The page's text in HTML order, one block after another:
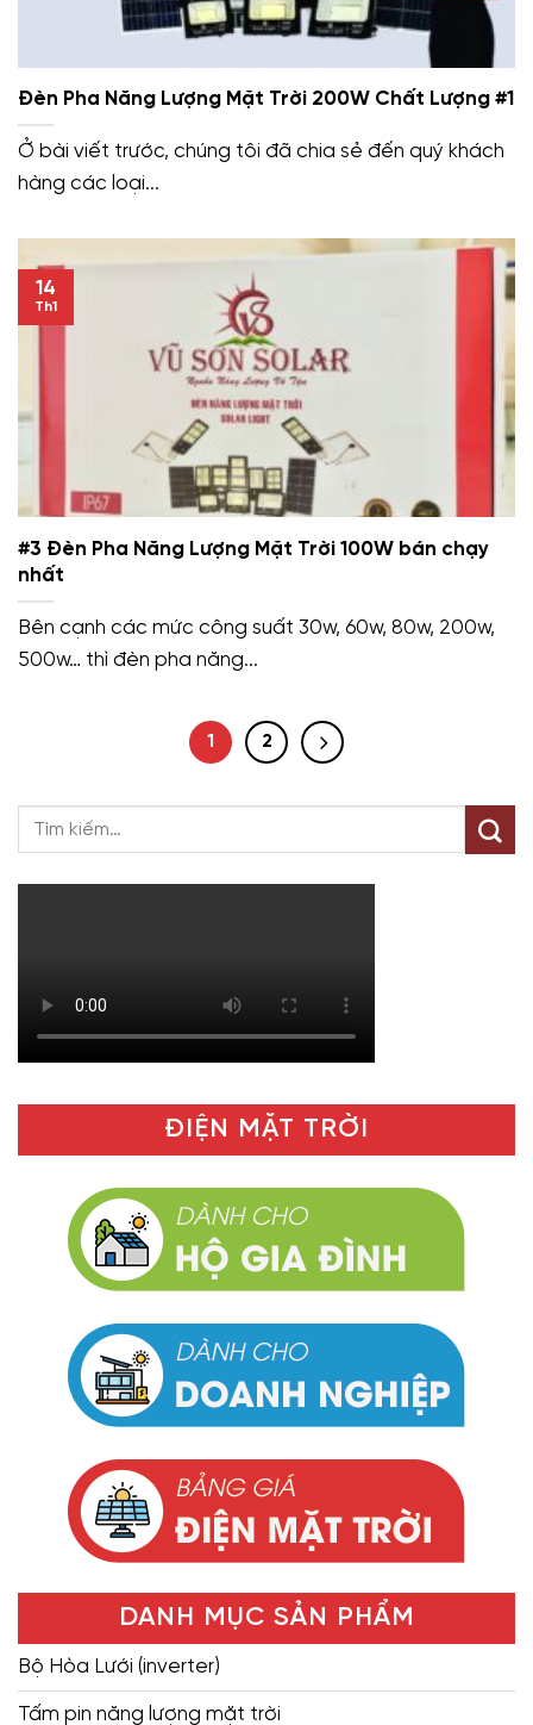
Đèn Pha Năng Lượng Mặt Trời 200W Chất Lượng #1
Ở bài viết trước, chúng tôi đã chia sẻ đến quý khách
hàng các loại...
#3 Đèn Pha Năng Lượng Mặt Trời 100W bán chạy
nhất
Bên cạnh các mức công suất 30w, 60w, 80w, 200w,
500w… thì đèn pha năng...
14
Th1
1 2
ĐIỆN MẶT TRỜI
DANH MỤC SẢN PHẨM
Bộ Hòa Lưới (inverter)
Tấm pin năng lượng mặt trời